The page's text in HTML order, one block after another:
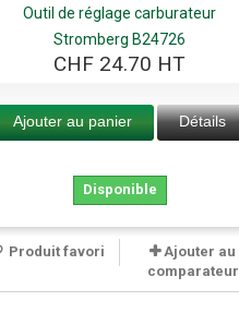
Outil de réglage carburateur
Stromberg B24726
CHF 24.70 HT
Ajouter au panier Détails
Disponible
Produit favori
Ajouter au
comparateur